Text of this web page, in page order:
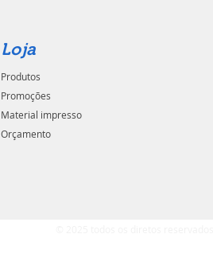
Loja
Produtos
Promoções
Material impresso
Orçamento